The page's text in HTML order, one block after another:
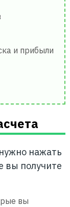
и прибыли
нажать
вы получите
вы